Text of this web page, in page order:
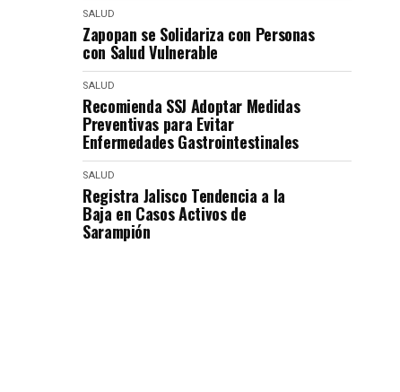
SALUD
Zapopan se Solidariza con Personas
con Salud Vulnerable
SALUD
Recomienda SSJ Adoptar Medidas
Preventivas para Evitar
Enfermedades Gastrointestinales
SALUD
Registra Jalisco Tendencia a la
Baja en Casos Activos de
Sarampión